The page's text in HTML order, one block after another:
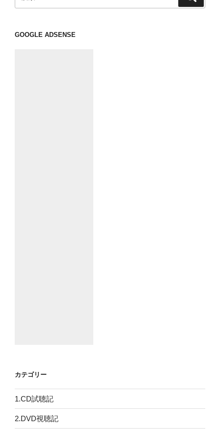
索:
GOOGLE ADSENSE
カテゴリー
1.CD試聴記
2.DVD視聴記